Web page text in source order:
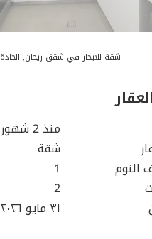
شقة للايجار في شقق ريحان, الجادة
منذ 2 شهور
شقة
النوم
1
2
٣١ مايو ٢٠٢٦